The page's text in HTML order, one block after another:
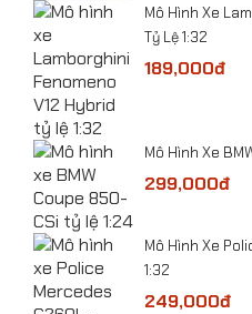
​Mô hình Máy bay Tiêm
Mô Hình Xe
Tỷ Lệ 1:32
189,000đ
Mô Hình Xe
299,000đ
​Mô Hình Xe
1:32
249,000đ